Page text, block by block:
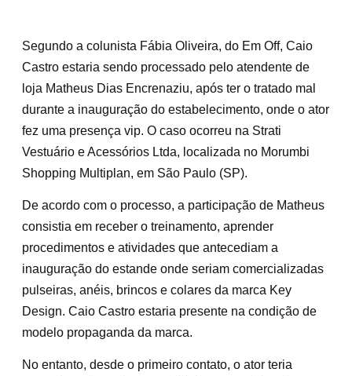
Segundo a colunista Fábia Oliveira, do Em Off, Caio
Castro estaria sendo processado pelo atendente de
loja Matheus Dias Encrenaziu, após ter o tratado mal
durante a inauguração do estabelecimento, onde o ator
fez uma presença vip. O caso ocorreu na Strati
Vestuário e Acessórios Ltda, localizada no Morumbi
Shopping Multiplan, em São Paulo (SP).
De acordo com o processo, a participação de Matheus
consistia em receber o treinamento, aprender
procedimentos e atividades que antecediam a
inauguração do estande onde seriam comercializadas
pulseiras, anéis, brincos e colares da marca Key
Design. Caio Castro estaria presente na condição de
modelo propaganda da marca.
No entanto, desde o primeiro contato, o ator teria